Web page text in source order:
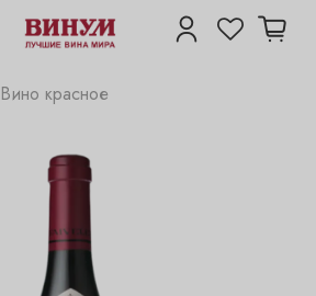
Вино красное